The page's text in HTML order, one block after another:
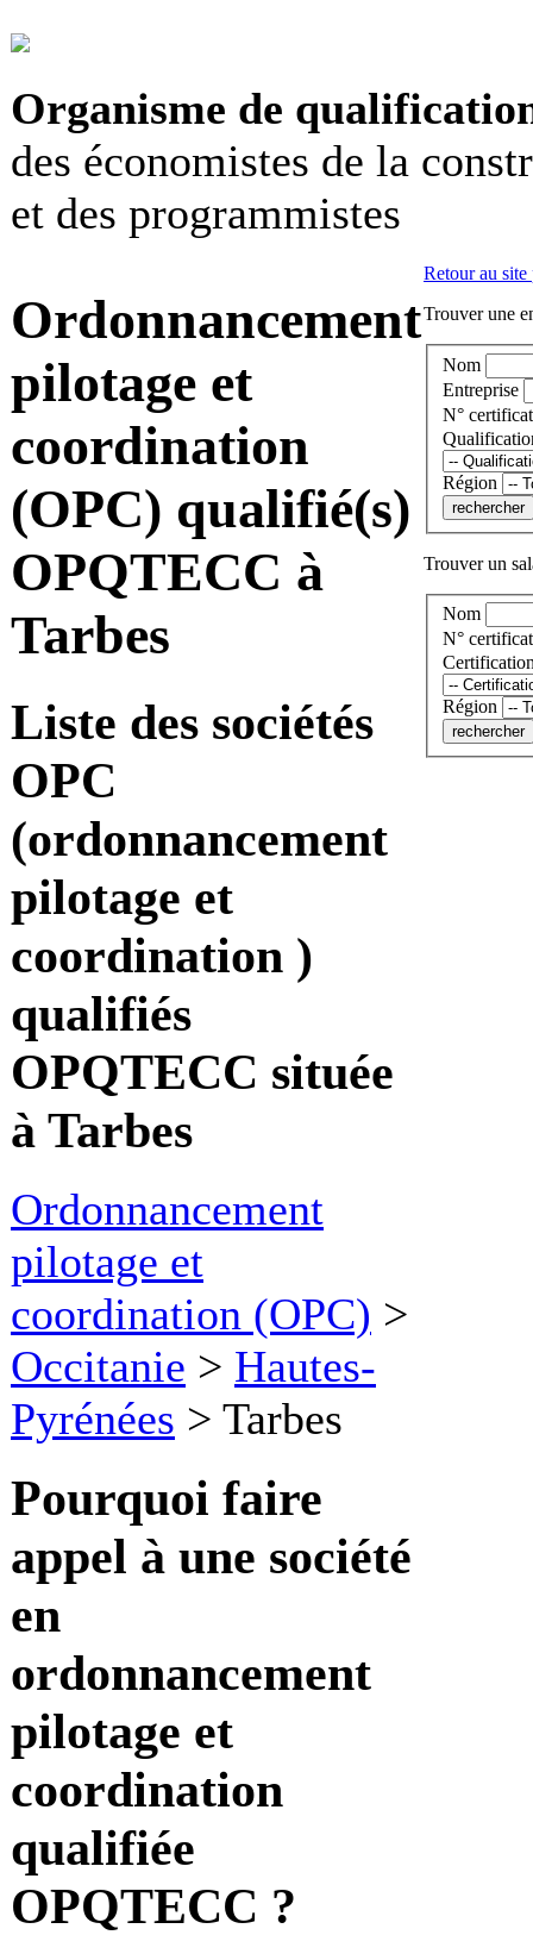
Organisme de
des économistes de la
et des programmistes
Ordonnancement
pilotage et
coordination
(OPC) qualifié(s)
OPQTECC à
Tarbes
Liste des sociétés
OPC
(ordonnancement
pilotage et
coordination )
qualifiés
OPQTECC située
à Tarbes
Ordonnancement
pilotage et
coordination (OPC) >
Occitanie > Hautes-
Pyrénées > Tarbes
Pourquoi faire
appel à une société
en
ordonnancement
pilotage et
coordination
qualifiée
OPQTECC ?
Retour au
Trouver une
Nom
Entreprise
N° certificat
Région
Trouver un
Nom
N° certificat
Région